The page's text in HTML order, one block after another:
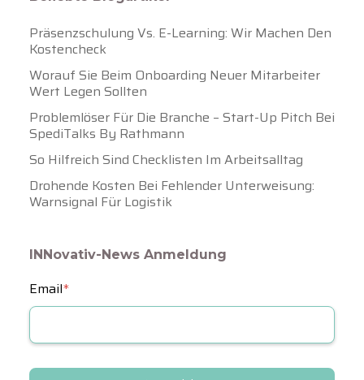
Präsenzschulung Vs. E-Learning: Wir Machen Den
Kostencheck
Worauf Sie Beim Onboarding Neuer Mitarbeiter
Wert Legen Sollten
Problemlöser Für Die Branche – Start-Up Pitch Bei
SpediTalks By Rathmann
So Hilfreich Sind Checklisten Im Arbeitsalltag
Drohende Kosten Bei Fehlender Unterweisung:
Warnsignal Für Logistik
INNovativ-News Anmeldung
Email*